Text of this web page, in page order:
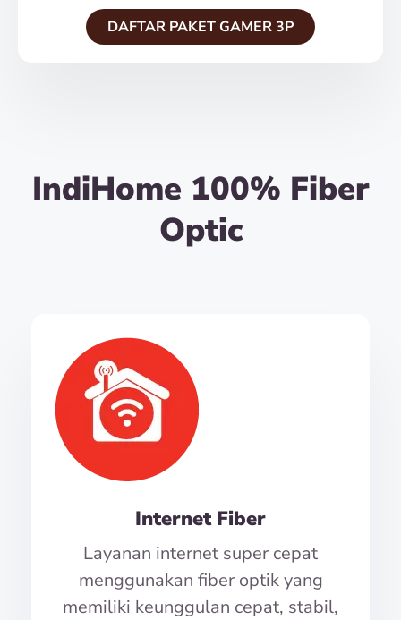
DAFTAR PAKET GAMER 3P
IndiHome 100% Fiber
Optic
Internet Fiber
Layanan internet super cepat
menggunakan fiber optik yang
memiliki keunggulan cepat, stabil,